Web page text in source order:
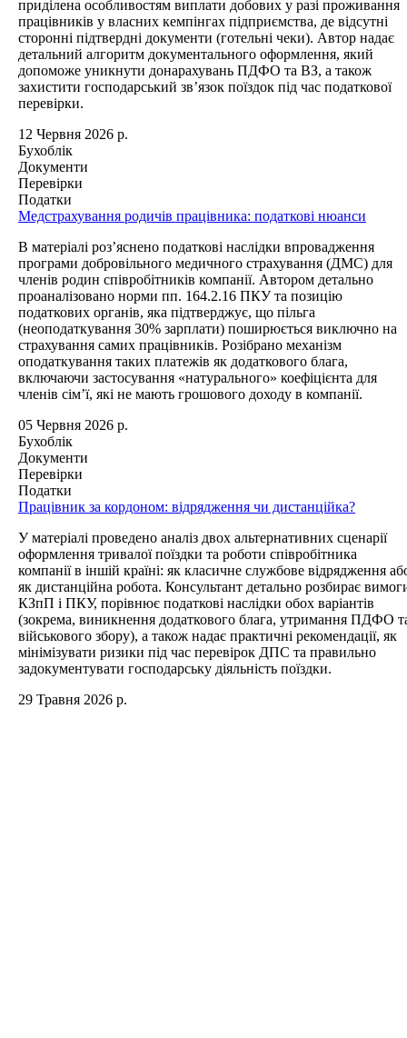
приділена особливостям виплати добових у разі проживання
працівників у власних кемпінгах підприємства, де відсутні
сторонні підтвердні документи (готельні чеки). Автор надає
детальний алгоритм документального оформлення, який
допоможе уникнути донарахувань ПДФО та ВЗ, а також
захистити господарський зв’язок поїздок під час податкової
перевірки.
12 Червня 2026 р.
Бухоблік
Документи
Перевірки
Податки
Медстрахування родичів працівника: податкові нюанси
В матеріалі роз’яснено податкові наслідки впровадження
програми добровільного медичного страхування (ДМС) для
членів родин співробітників компанії. Автором детально
проаналізовано норми пп. 164.2.16 ПКУ та позицію
податкових органів, яка підтверджує, що пільга
(неоподаткування 30% зарплати) поширюється виключно на
страхування самих працівників. Розібрано механізм
оподаткування таких платежів як додаткового блага,
включаючи застосування «натурального» коефіцієнта для
членів сім’ї, які не мають грошового доходу в компанії.
05 Червня 2026 р.
Бухоблік
Документи
Перевірки
Податки
Працівник за кордоном: відрядження чи дистанційка?
У матеріалі проведено аналіз двох альтернативних сценарії
оформлення тривалої поїздки та роботи співробітника
компанії в іншій країні: як класичне службове відрядження
як дистанційна робота. Консультант детально розбирає
КЗпП і ПКУ, порівнює податкові наслідки обох варіантів
(зокрема, виникнення додаткового блага, утримання ПДФО
військового збору), а також надає практичні рекомендації, як
мінімізувати ризики під час перевірок ДПС та правильно
задокументувати господарську діяльність поїздки.
29 Травня 2026 р.